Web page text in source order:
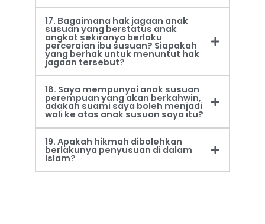
17. Bagaimana hak jagaan anak
susuan yang berstatus anak
angkat sekiranya berlaku
perceraian ibu susuan? Siapakah
yang berhak untuk menuntut hak
jagaan tersebut?
18. Saya mempunyai anak susuan
perempuan yang akan berkahwin,
adakah suami saya boleh menjadi
wali ke atas anak susuan saya itu?
19. Apakah hikmah dibolehkan
berlakunya penyusuan di dalam
Islam?